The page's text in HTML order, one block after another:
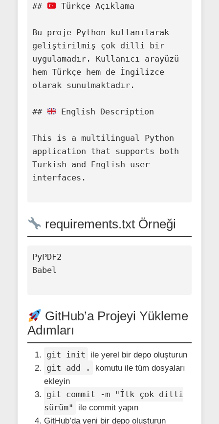
## Türkçe Açıklama
Bu proje Python kullanılarak
geliştirilmiş çok dilli bir
uygulamadır. Kullanıcı arayüzü
hem Türkçe hem de İngilizce
olarak sunulmaktadır.
## English Description
This is a multilingual Python
application that supports both
Turkish and English user
interfaces.
requirements.txt Örneği
PyPDF2
Babel
GitHub’a Projeyi Yükleme
Adımları
git init ile yerel bir depo oluşturun
git add .
komutu ile tüm dosyaları
ekleyin
git commit -m "İlk çok dilli
sürüm"
ile commit yapın
GitHub’da yeni bir depo oluşturun